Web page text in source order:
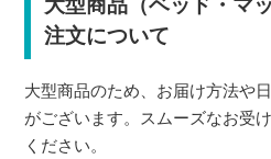
注文について
大型商品のため、お届け方法や
がございます。スムーズなお受
ください。